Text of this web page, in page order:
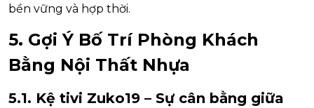
bền vững và hợp thời.
5. Gợi Ý Bố Trí Phòng Khách
Bằng Nội Thất Nhựa
5.1. Kệ tivi Zuko19 – Sự cân bằng giữa